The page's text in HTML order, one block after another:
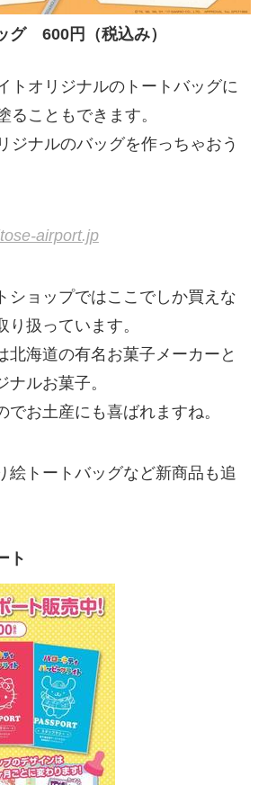
グ 600円（税込み）
トオリジナルのトートバッグに
ることもできます。
ジナルのバッグを作っちゃおう
airport.jp
ショップではここでしか買えな
扱っています。
北海道の有名お菓子メーカーと
ナルお菓子。
でお土産にも喜ばれますね。
絵トートバッグなど新商品も追
ト